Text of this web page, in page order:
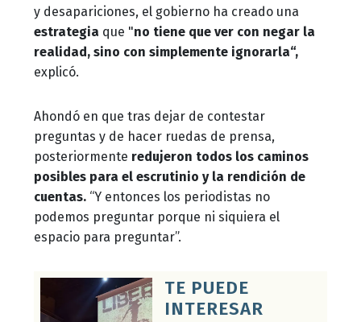
y desapariciones, el gobierno ha creado una
estrategia que "no tiene que ver con negar la
realidad, sino con simplemente ignorarla“,
explicó.
Ahondó en que tras dejar de contestar
preguntas y de hacer ruedas de prensa,
posteriormente redujeron todos los caminos
posibles para el escrutinio y la rendición de
cuentas. “Y entonces los periodistas no
podemos preguntar porque ni siquiera el
espacio para preguntar”.
TE PUEDE
INTERESAR